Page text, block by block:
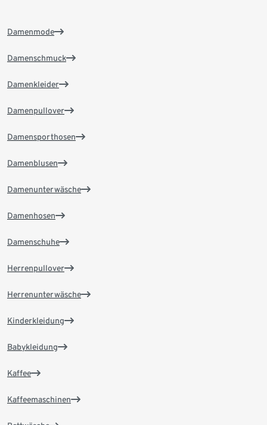
Damenmode
Damenschmuck
Damenkleider
Damenpullover
Damensporthosen
Damenblusen
Damenunterwäsche
Damenhosen
Damenschuhe
Herrenpullover
Herrenunterwäsche
Kinderkleidung
Babykleidung
Kaffee
Kaffeemaschinen